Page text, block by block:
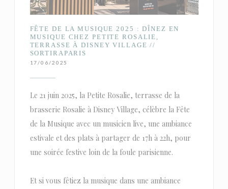
FÊTE DE LA MUSIQUE 2025 : DÎNEZ EN
MUSIQUE CHEZ PETITE ROSALIE,
TERRASSE À DISNEY VILLAGE //
SORTIRAPARIS
17/06/2025
Le 21 juin 2025, la Petite Rosalie, terrasse de la
brasserie Rosalie à Disney Village, célèbre la Fête
de la Musique avec un musicien live, une ambiance
estivale et des plats à partager de 17h à 22h, pour
une soirée festive loin de la foule parisienne.
Et si vous fêtiez la musique dans une ambiance